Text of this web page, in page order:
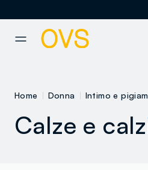
Home Donna Intimo e
Calze e